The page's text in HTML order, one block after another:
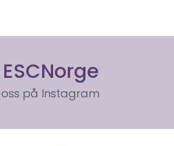
ESCNorge
oss på Instagram